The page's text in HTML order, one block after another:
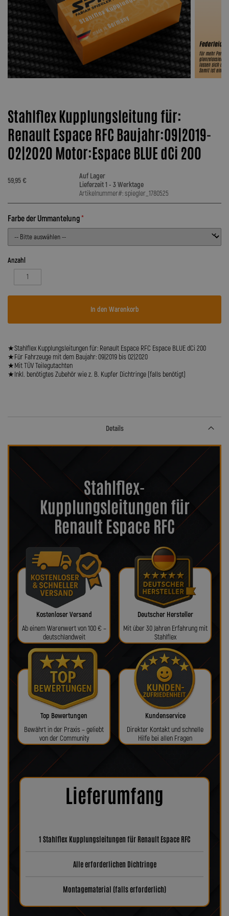
Stahlflex Kupplungsleitung für:
Renault Espace RFC Baujahr:09|2019-
02|2020 Motor:Espace BLUE dCi 200
59,95 €
Auf Lager
Lieferzeit 1 - 3 Werktage
Artikelnummer#: spiegler_1780525
Farbe der Ummantelung
Anzahl
In den Warenkorb
★Stahlflex Kupplungsleitungen für: Renault Espace RFC Espace BLUE dCi 200
★Für Fahrzeuge mit dem Baujahr: 09|2019 bis 02|2020
★Mit TÜV Teilegutachten
★Inkl. benötigtes Zubehör wie z. B. Kupfer Dichtringe (falls benötigt)
Details
Stahlflex-
Kupplungsleitungen für
Renault Espace RFC
Kostenloser Versand
Ab einem Warenwert von 100 € –
deutschlandweit
Deutscher Hersteller
Mit über 30 Jahren Erfahrung mit
Stahlflex
Top Bewertungen
Bewährt in der Praxis – geliebt
von der Community
Kundenservice
Direkter Kontakt und schnelle
Hilfe bei allen Fragen
Lieferumfang
1 Stahlflex Kupplungsleitungen für Renault Espace RFC
Alle erforderlichen Dichtringe
Montagematerial (falls erforderlich)